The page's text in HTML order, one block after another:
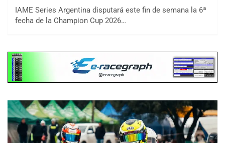
IAME Series Argentina disputará este fin de semana la 6ª
fecha de la Champion Cup 2026…